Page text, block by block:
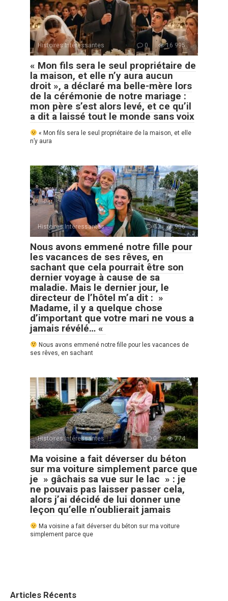
Histoires Intéressantes 0 16 995
« Mon fils sera le seul propriétaire de
la maison, et elle n’y aura aucun
droit », a déclaré ma belle-mère lors
de la cérémonie de notre mariage :
mon père s’est alors levé, et ce qu’il
a dit a laissé tout le monde sans voix
« Mon fils sera le seul propriétaire de la maison, et elle
n’y aura
Histoires Intéressantes 0 906
Nous avons emmené notre fille pour
les vacances de ses rêves, en
sachant que cela pourrait être son
dernier voyage à cause de sa
maladie. Mais le dernier jour, le
directeur de l’hôtel m’a dit : »
Madame, il y a quelque chose
d’important que votre mari ne vous a
jamais révélé… «
Nous avons emmené notre fille pour les vacances de
ses rêves, en sachant
Histoires Intéressantes 0 774
Ma voisine a fait déverser du béton
sur ma voiture simplement parce que
je » gâchais sa vue sur le lac » : je
ne pouvais pas laisser passer cela,
alors j’ai décidé de lui donner une
leçon qu’elle n’oublierait jamais
Ma voisine a fait déverser du béton sur ma voiture
simplement parce que
Articles Récents